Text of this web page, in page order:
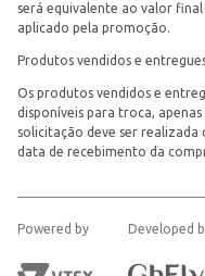
será equivalente ao valor
aplicado pela promoção.
Produtos vendidos e
Os produtos vendidos e
disponíveis para troca,
solicitação deve ser
data de recebimento da
Powered by Developed